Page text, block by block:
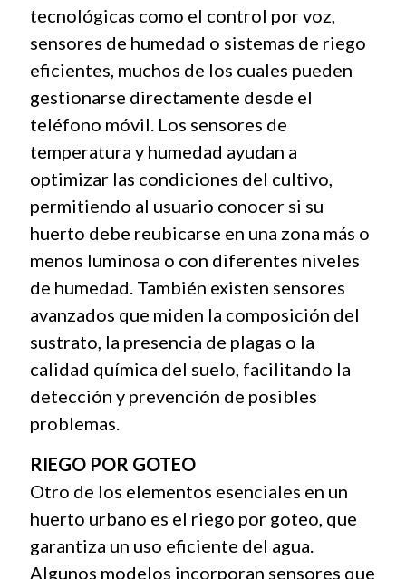
tecnológicas como el control por voz,
sensores de humedad o sistemas de riego
eficientes, muchos de los cuales pueden
gestionarse directamente desde el
teléfono móvil. Los sensores de
temperatura y humedad ayudan a
optimizar las condiciones del cultivo,
permitiendo al usuario conocer si su
huerto debe reubicarse en una zona más o
menos luminosa o con diferentes niveles
de humedad. También existen sensores
avanzados que miden la composición del
sustrato, la presencia de plagas o la
calidad química del suelo, facilitando la
detección y prevención de posibles
problemas.
RIEGO POR GOTEO
Otro de los elementos esenciales en un
huerto urbano es el riego por goteo, que
garantiza un uso eficiente del agua.
Algunos modelos incorporan sensores que